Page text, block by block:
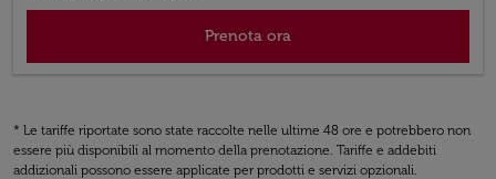
Prenota ora
* Le tariffe riportate sono state raccolte nelle ultime 48 ore e potrebbero non
essere più disponibili al momento della prenotazione. Tariffe e addebiti
addizionali possono essere applicate per prodotti e servizi opzionali.